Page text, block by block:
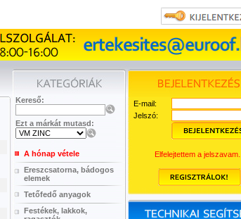
Kereső:
Ezt a márkát mutasd:
A hónap vétele
Ereszcsatorna, bádogos
elemek
Tetőfedő anyagok
Festékek, lakkok,
E-mail:
Jelszó:
Elfelejtettem a jelszavam...